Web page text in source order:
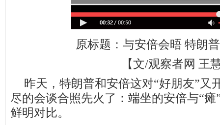
原标题：与安倍会晤 特朗
【文/观察者网 王
昨天，特朗普和安倍这对“好朋友”又
尽的会谈合照先火了：端坐的安倍与“
鲜明对比。